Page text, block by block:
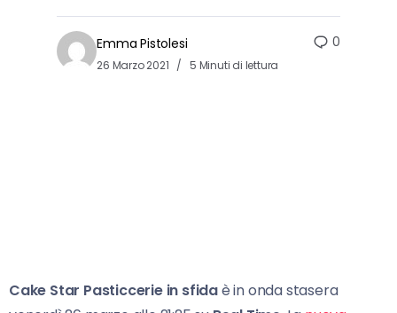
Emma Pistolesi
26 Marzo 2021 5 Minuti di lettura
0
Cake Star Pasticcerie in sfidaè in onda stasera